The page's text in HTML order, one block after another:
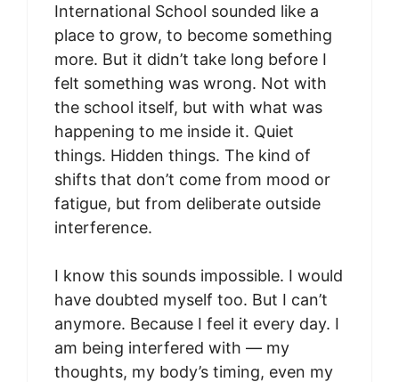
International School sounded like a
place to grow, to become something
more. But it didn’t take long before I
felt something was wrong. Not with
the school itself, but with what was
happening to me inside it. Quiet
things. Hidden things. The kind of
shifts that don’t come from mood or
fatigue, but from deliberate outside
interference.
I know this sounds impossible. I would
have doubted myself too. But I can’t
anymore. Because I feel it every day. I
am being interfered with — my
thoughts, my body’s timing, even my